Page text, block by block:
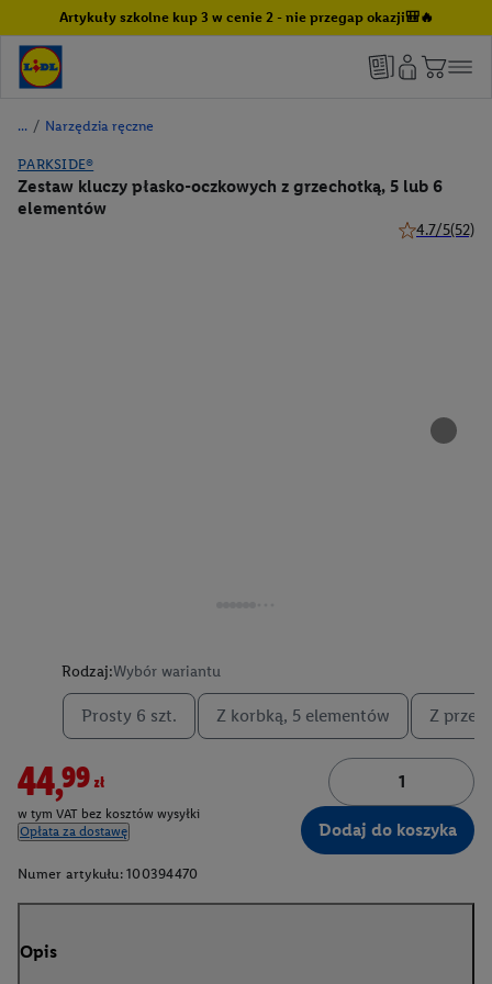
Artykuły szkolne kup 3 w cenie 2 - nie przegap okazji🎒🔥
/ Narzędzia ręczne
PARKSIDE®
Zestaw kluczy płasko-oczkowych z grzechotką, 5 lub 6
elementów
4.7/5(52)
Rodzaj:Wybór wariantu
Prosty 6 szt. Z korbką, 5 elementów Z
44,99zł
w tym VAT bez kosztów wysyłki
Opłata za dostawę
Dodaj do koszyka
Numer artykułu: 100394470
Opis